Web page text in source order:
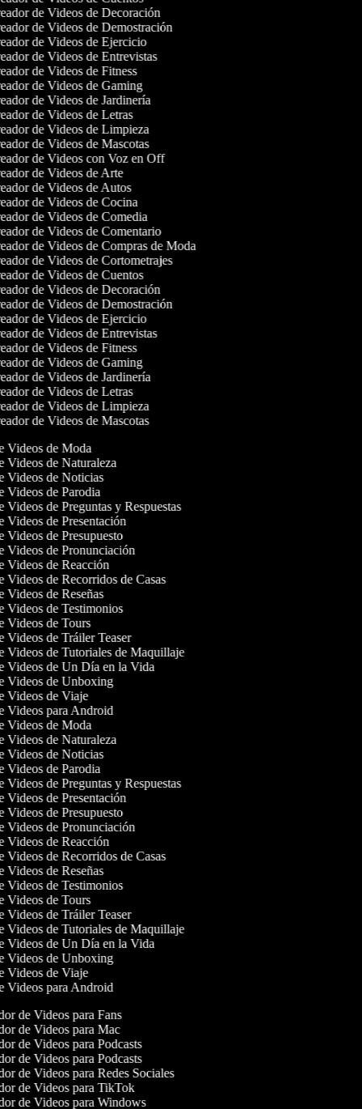
de Videos de Decoración
de Videos de Demostración
de Videos de Ejercicio
de Videos de Entrevistas
de Videos de Fitness
de Videos de Gaming
de Videos de Jardinería
de Videos de Letras
de Videos de Limpieza
de Videos de Mascotas
de Videos con Voz en Off
de Videos de Arte
de Videos de Autos
de Videos de Cocina
de Videos de Comedia
de Videos de Comentario
de Videos de Compras de Moda
de Videos de Cortometrajes
de Videos de Cuentos
de Videos de Decoración
de Videos de Demostración
de Videos de Ejercicio
de Videos de Entrevistas
de Videos de Fitness
de Videos de Gaming
de Videos de Jardinería
de Videos de Letras
de Videos de Limpieza
de Videos de Mascotas
Videos de Moda
Videos de Naturaleza
Videos de Noticias
Videos de Parodia
Videos de Preguntas y Respuestas
Videos de Presentación
Videos de Presupuesto
Videos de Pronunciación
Videos de Reacción
Videos de Recorridos de Casas
Videos de Reseñas
Videos de Testimonios
Videos de Tours
Videos de Tráiler Teaser
Videos de Tutoriales de Maquillaje
Videos de Un Día en la Vida
Videos de Unboxing
Videos de Viaje
Videos para Android
Videos de Moda
Videos de Naturaleza
Videos de Noticias
Videos de Parodia
Videos de Preguntas y Respuestas
Videos de Presentación
Videos de Presupuesto
Videos de Pronunciación
Videos de Reacción
Videos de Recorridos de Casas
Videos de Reseñas
Videos de Testimonios
Videos de Tours
Videos de Tráiler Teaser
Videos de Tutoriales de Maquillaje
Videos de Un Día en la Vida
Videos de Unboxing
Videos de Viaje
Videos para Android
de Videos para Fans
de Videos para Mac
de Videos para Podcasts
de Videos para Podcasts
de Videos para Redes Sociales
de Videos para TikTok
de Videos para Windows